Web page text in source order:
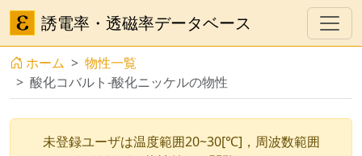
誘電率・透磁率データベース
ホーム
物性一覧
酸化コバルト-酸化ニッケルの物性
未登録ユーザは温度範囲20~30[℃]，周波数範囲